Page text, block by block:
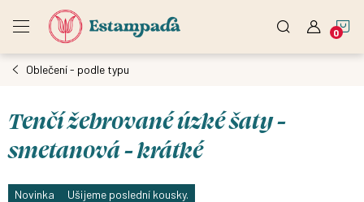
Oblečení - podle typu
Tenčí žebrované úzké šaty -
smetanová - krátké
Novinka Ušijeme poslední kousky.